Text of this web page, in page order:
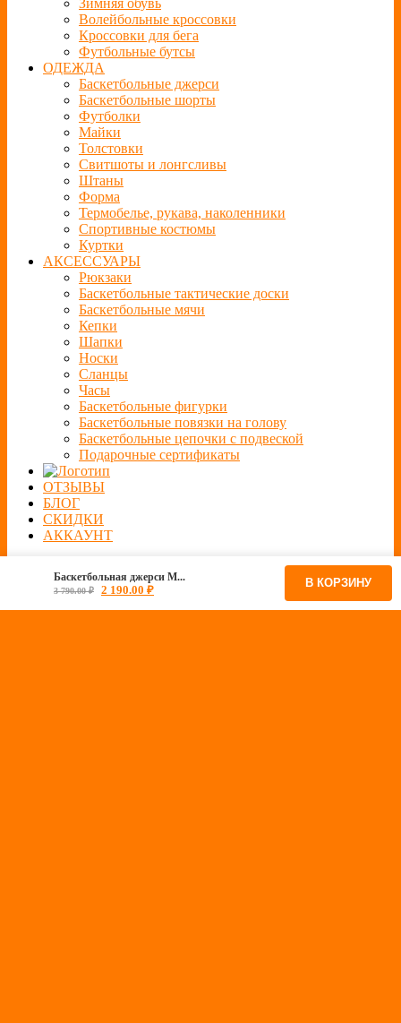
Зимняя обувь
Волейбольные кроссовки
Кроссовки для бега
Футбольные бутсы
ОДЕЖДА
Баскетбольные джерси
Баскетбольные шорты
Футболки
Майки
Толстовки
Свитшоты и лонгсливы
Штаны
Форма
Термобелье, рукава, наколенники
Спортивные костюмы
Куртки
АКСЕССУАРЫ
Рюкзаки
Баскетбольные тактические доски
Баскетбольные мячи
Кепки
Шапки
Носки
Сланцы
Часы
Баскетбольные фигурки
Баскетбольные повязки на голову
Баскетбольные цепочки с подвеской
Подарочные сертификаты
ОТЗЫВЫ
БЛОГ
СКИДКИ
АККАУНТ
Баскетбольная джерси M...
3 790.00₽ 2 190.00 ₽ В КОРЗИНУ